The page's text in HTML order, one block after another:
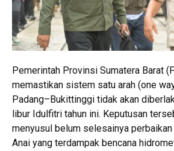
Pemerintah Provinsi Sumatera Barat
memastikan sistem satu arah (one
Padang–Bukittinggi tidak akan
libur Idulfitri tahun ini. Keputusan
menyusul belum selesainya
Anai yang terdampak bencana